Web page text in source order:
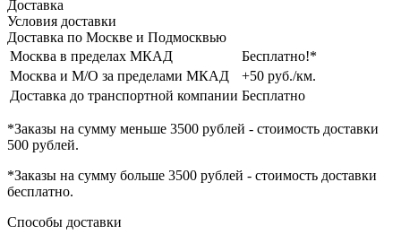
Доставка
Условия доставки
Доставка по Москве и Подмосквью
Москва в пределах МКАД
Бесплатно!*
Москва и М/О за пределами МКАД
+50 руб./км.
Доставка до транспортной компании Бесплатно
*Заказы на сумму меньше 3500 рублей - стоимость доставки
500 рублей.
*Заказы на сумму больше 3500 рублей - стоимость доставки
бесплатно.
Способы доставки